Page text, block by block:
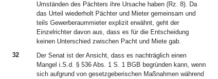
Umständen des Pächters ihre Ursache haben (Rz. 8). Da
das Urteil wiederholt Pächter und Mieter gemeinsam und
teils Gewerberaummieter explizit erwähnt, geht der
Einzelrichter davon aus, dass es für die Entscheidung
keinen Unterschied zwischen Pacht und Miete gab.
32
Der Senat ist der Ansicht, dass es nachträglich einen
Mangel i.S.d. § 536 Abs. 1 S. 1 BGB begründen kann, wenn
sich aufgrund von gesetzgeberischen Maßnahmen während